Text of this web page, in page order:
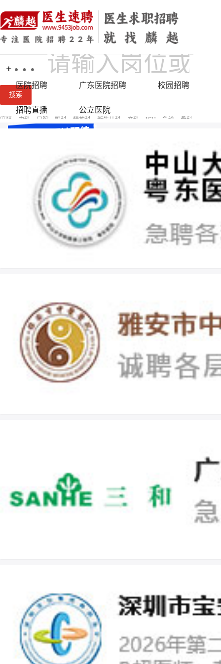
地区
搜索
麻醉 内科 口腔 眼科 精神科 新生儿科 产科 ICU 急诊 骨科
医院招聘 广东医院招聘 校园招聘
招聘直播 公立医院